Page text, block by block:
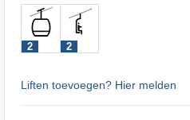
2 2
Liften toevoegen? Hier melden